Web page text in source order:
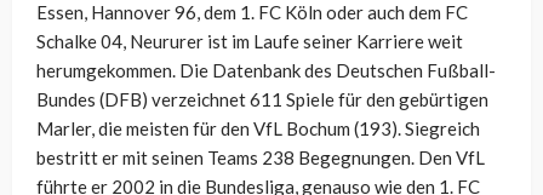
Essen, Hannover 96, dem 1. FC Köln oder auch dem FC
Schalke 04, Neururer ist im Laufe seiner Karriere weit
herumgekommen. Die Datenbank des Deutschen Fußball-
Bundes (DFB) verzeichnet 611 Spiele für den gebürtigen
Marler, die meisten für den VfL Bochum (193). Siegreich
bestritt er mit seinen Teams 238 Begegnungen. Den VfL
führte er 2002 in die Bundesliga, genauso wie den 1. FC